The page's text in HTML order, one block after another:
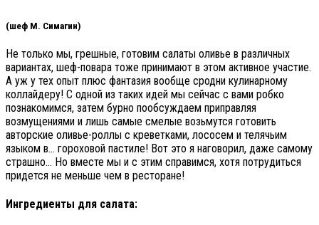
(шеф М. Симагин)
Не только мы, грешные, готовим салаты оливье в различных
вариантах, шеф-повара тоже принимают в этом активное участие.
А уж у тех опыт плюс фантазия вообще сродни кулинарному
коллайдеру! С одной из таких идей мы сейчас с вами робко
познакомимся, затем бурно пообсуждаем приправляя
возмущениями и лишь самые смелые возьмутся готовить
авторские оливье-роллы с креветками, лососем и телячьим
языком в… гороховой пастиле! Вот это я наговорил, даже самому
страшно… Но вместе мы и с этим справимся, хотя потрудиться
придется не меньше чем в ресторане!
Ингредиенты для салата: